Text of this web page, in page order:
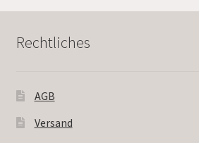
Rechtliches
AGB
Versand